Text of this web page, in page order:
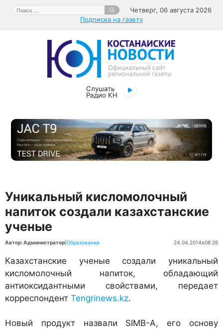
Перейти
содержимому
Поиск:
Четверг, 06 августа 2026
Подписка на газету
Слушать
Радио КН
Уникальный кисломолочный
напиток создали казахстанские
ученые
Автор: Администратор Образование 24.04.2014в08:26
Казахстанские ученые создали уникальный
кисломолочный напиток, обладающий
антиоксидантными свойствами, передает
корреспондент Tengrinews.kz.
Новый продукт назвали SIMB-A, его основу